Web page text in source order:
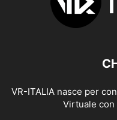
VR-ITALIA nasce per
Virtuale con